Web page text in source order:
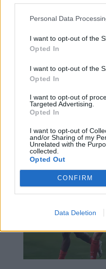
Personal Data
I want to opt-out of the
Opted In
I want to opt-out of the
Opted In
I want to opt-out of
Targeted Advertising.
Opted In
I want to opt-out of
and/or Sharing of my
Unrelated with the
collected.
Opted Out
CONFIRM
Data Deletion